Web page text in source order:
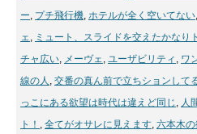
ー, プチ飛行機, ホテルが全く空いてない,
ェ, ミュート、スライドを交えたかなり
チャ広い, メーヴェ, ユーザビリティ , ワ
線の人 , 交番の真ん前で立ちションして
っこにある欲望は時代は違えど同じ , 人
ト！ , 全てがオサレに見えます, 六本木